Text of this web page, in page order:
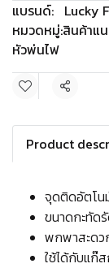
แบรนด์: Lucky
หมวดหมู่:สินค้าแ
หัวพ่นไฟ
แชร์
Product
จุดติดอัตโน
ขนาดกะทัด
พกพาสะดว
ใช้ได้กับแก๊